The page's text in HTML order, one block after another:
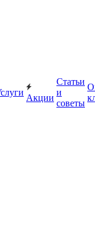
Акции
Статьи
и
советы